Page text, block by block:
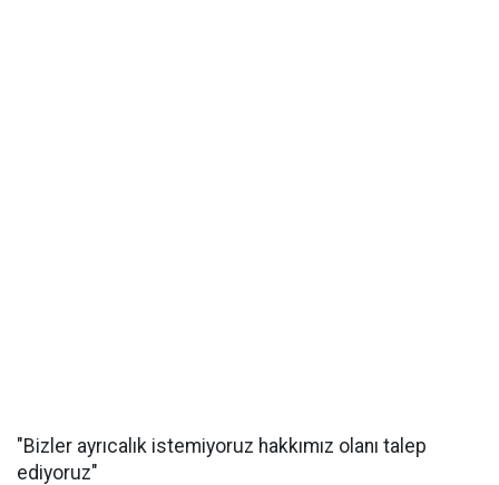
"Bizler ayrıcalık istemiyoruz hakkımız olanı talep
ediyoruz"